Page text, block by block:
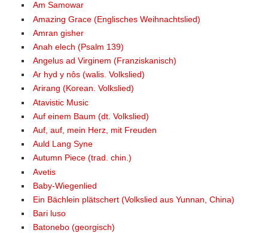
Am Samowar
Amazing Grace (Englisches Weihnachtslied)
Amran gisher
Anah elech (Psalm 139)
Angelus ad Virginem (Franziskanisch)
Ar hyd y nôs (walis. Volkslied)
Arirang (Korean. Volkslied)
Atavistic Music
Auf einem Baum (dt. Volkslied)
Auf, auf, mein Herz, mit Freuden
Auld Lang Syne
Autumn Piece (trad. chin.)
Avetis
Baby-Wiegenlied
Ein Bächlein plätschert (Volkslied aus Yunnan, China)
Bari luso
Batonebo (georgisch)